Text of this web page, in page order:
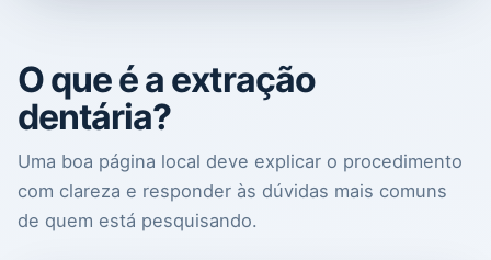
O que é a extração
dentária?
Uma boa página local deve explicar o procedimento
com clareza e responder às dúvidas mais comuns
de quem está pesquisando.